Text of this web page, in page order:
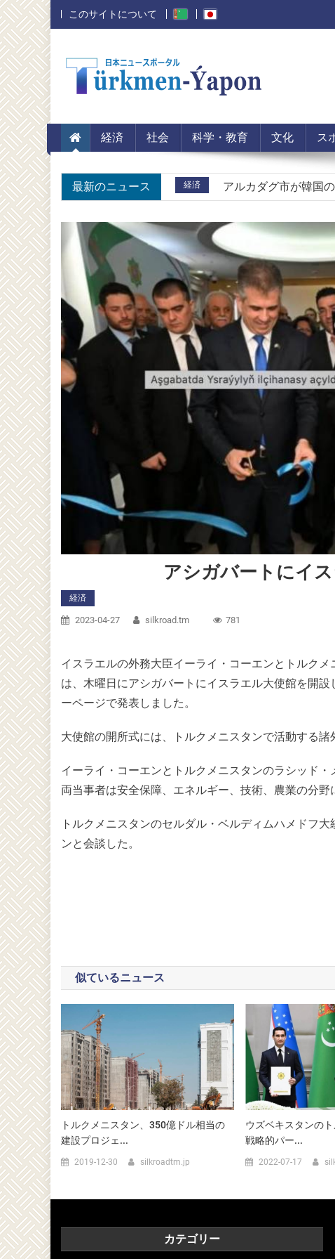
このサイトについて
経済 社会 科学・教育 文化 ス
最新のニュース
経済 トルクメニスタン大
トルクメン・中国科
経済 トルクメニスタン-米
経済 アルカダグ市が韓国
経済 トルクメニスタン大
経済 トルクメン・中国科
アシガバートにイ
経済
2023-04-27 silkroad.tm 781
イスラエルの外務大臣イーライ・コーエンとトルク
は、木曜日にアシガバートにイスラエル大使館を開
ーページで発表しました。
大使館の開所式には、トルクメニスタンで活動する
イーライ・コーエンとトルクメニスタンのラシッド
両当事者は安全保障、エネルギー、技術、農業の分野
トルクメニスタンのセルダル・ベルディムハメドフ
ンと会談した。
似ているニュース
トルクメニスタン、350億ドル相当の
建設プロジェ...
2019-12-30 silkroadtm.jp
ウズベキスタンの
戦略的パー...
2022-07-17
カテゴリー